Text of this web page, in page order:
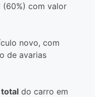
(60%) com valor
novo, com
de avarias
do carro em